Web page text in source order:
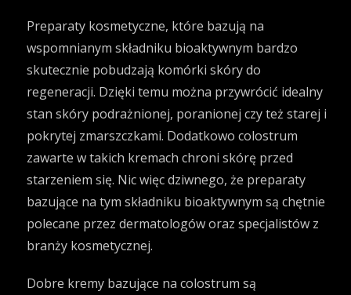
Preparaty kosmetyczne, które bazują na
wspomnianym składniku bioaktywnym bardzo
skutecznie pobudzają komórki skóry do
regeneracji. Dzięki temu można przywrócić idealny
stan skóry podrażnionej, poranionej czy też starej i
pokrytej zmarszczkami. Dodatkowo colostrum
zawarte w takich kremach chroni skórę przed
starzeniem się. Nic więc dziwnego, że preparaty
bazujące na tym składniku bioaktywnym są chętnie
polecane przez dermatologów oraz specjalistów z
branży kosmetycznej.
Dobre kremy bazujące na colostrum są